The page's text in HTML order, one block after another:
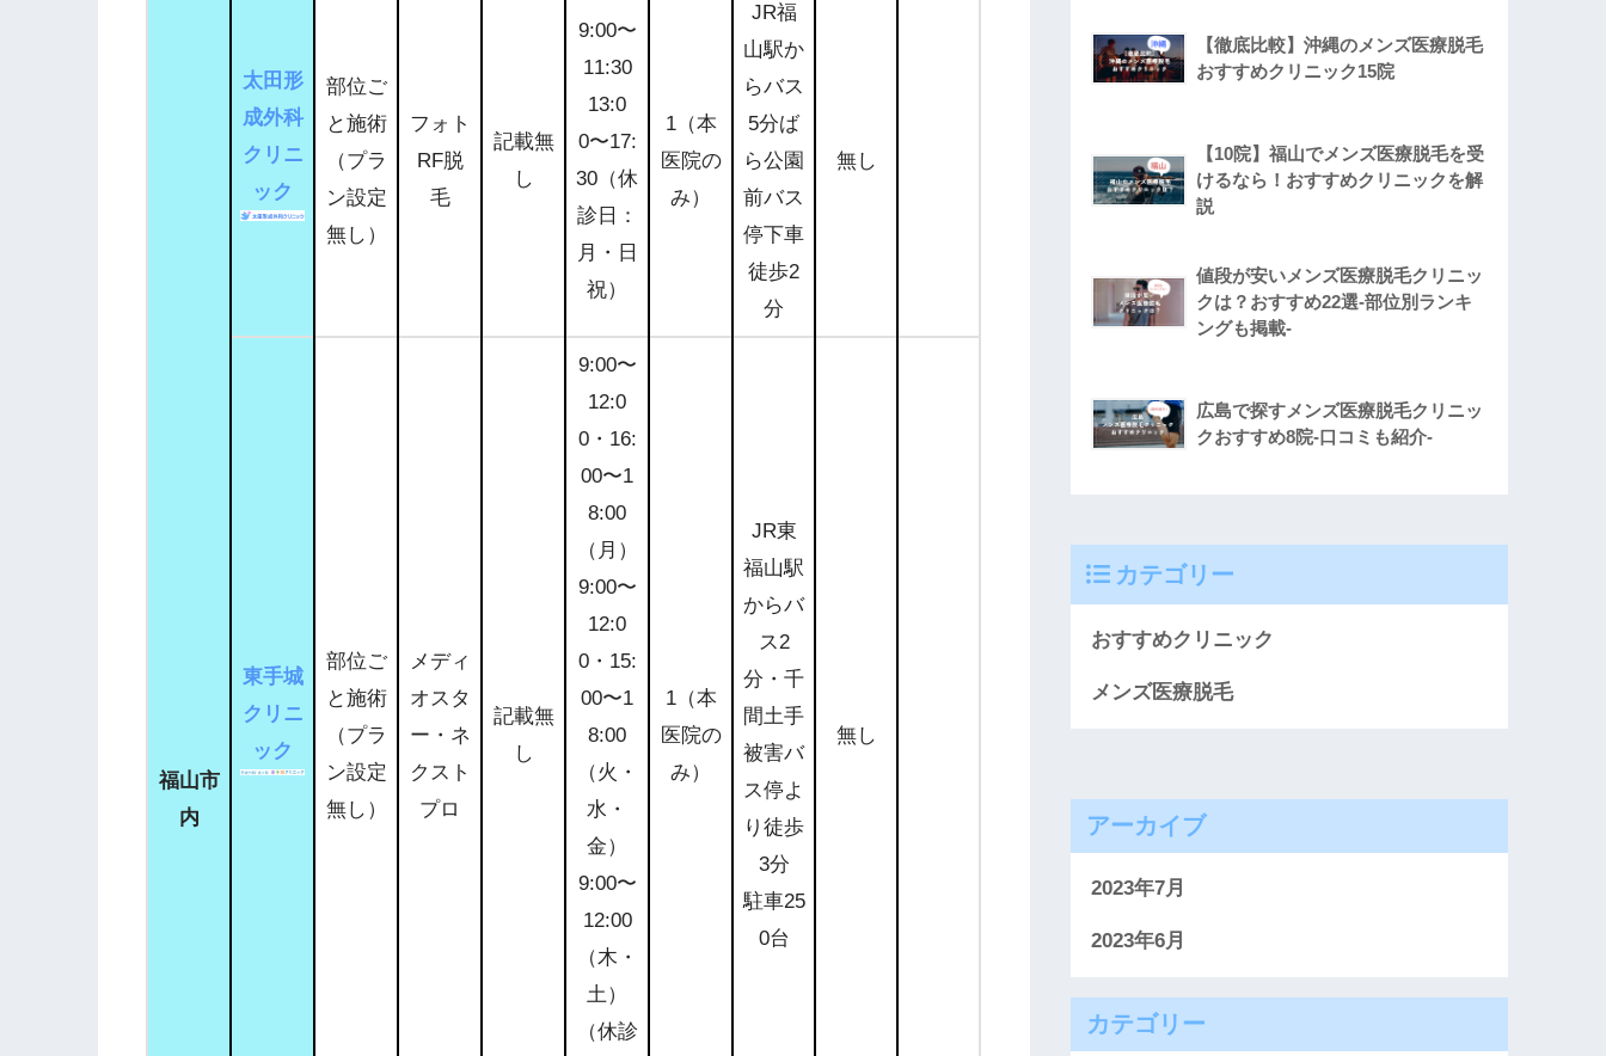
福山市
内
太田形
成外科
クリニ
ック
部位ご
と施術
（プラ
ン設定
無し）
フォト
RF脱
毛
記載無
し
9:00〜
11:30
13:0
0〜17:
30（休
診日：
月・日
祝）
1（本
医院の
み）
JR福
山駅か
らバス
5分ば
ら公園
前バス
停下車
徒歩2
分
無し
東手城
クリニ
ック
部位ご
と施術
（プラ
ン設定
無し）
メディ
オスタ
ー・ネ
クスト
プロ
記載無
し
9:00〜
12:0
0・16:
00〜1
8:00
（月）
9:00〜
12:0
0・15:
00〜1
8:00
（火・
水・
金）
9:00〜
12:00
（木・
土）
（休診
1（本
医院の
み）
JR東
福山駅
からバ
ス2
分・千
間土手
被害バ
ス停よ
り徒歩
3分
駐車25
0台
無し
【徹底比較】沖縄のメンズ医療脱毛
おすすめクリニック15院
【10院】福山でメンズ医療脱毛を受
けるなら！おすすめクリニックを解
説
値段が安いメンズ医療脱毛クリニッ
クは？おすすめ22選-部位別ランキ
ングも掲載-
広島で探すメンズ医療脱毛クリニッ
クおすすめ8院-口コミも紹介-
カテゴリー
おすすめクリニック
メンズ医療脱毛
アーカイブ
2023年7月
2023年6月
カテゴリー